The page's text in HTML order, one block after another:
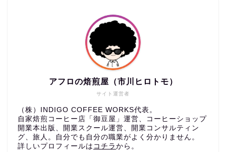
サイト運営者
アフロの焙煎屋（市川ヒロトモ）
（株）INDIGO COFFEE WORKS代表。
自家焙煎コーヒー店「御豆屋」運営、コーヒーショップ
開業本出版、開業スクール運営、開業コンサルティン
グ、旅人。自分でも自分の職業がよく分かりません。
詳しいプロフィールは コチラ から。